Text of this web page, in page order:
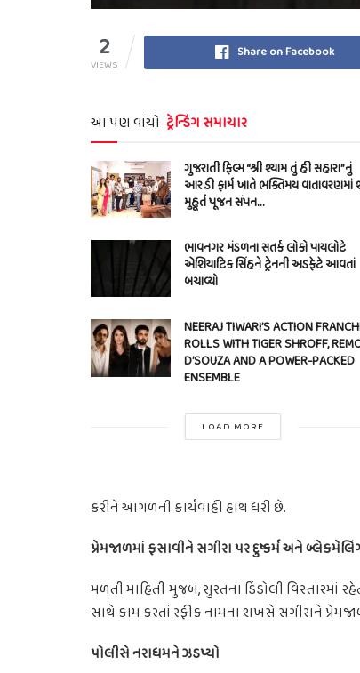
2
VIEWS
Share on Facebook
આ પણ વાંચો ટ્રેન્ડિંગ સમાચાર
ગુજરાતી ફિલ્મ “શ્રી શ્યામ તું હી સહારા”નું
આર.ડી ફાર્મ ખાતે ભક્તિમય
મુહૂર્ત પૂજન સંપન…
ભાવનગર મંડળના સતર્ક લોકો પાયલોટે
એશિયાટિક સિંહને ટ્રેનની અડફેટે આવતાં
બચાવ્યો
NEERAJ TIWARI’S ACTION
ROLLS WITH TIGER SHROFF,
D’SOUZA AND A POWER-PACKED
ENSEMBLE
LOAD MORE
કરીને આગળની કાર્યવાહી હાથ ધરી છે.
પ્રેમજાળમાં ફસાવીને સગીરા પર દુષ્કર્મ અને
મળતી માહિતી મુજબ, સુરતના ડિંડોલી વિસ્તારમાં
સાથે કામ કરતાં રફીક નામના શખસે સગીરાને
પોલીસે નરાધમને ઝડપ્યો